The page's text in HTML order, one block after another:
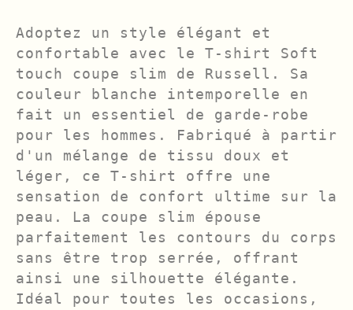
was:
CHF 50.00.
is:
CHF 40.00.
Adoptez un style élégant et
confortable avec le T-shirt Soft
touch coupe slim de Russell. Sa
couleur blanche intemporelle en
fait un essentiel de garde-robe
pour les hommes. Fabriqué à partir
d'un mélange de tissu doux et
léger, ce T-shirt offre une
sensation de confort ultime sur la
peau. La coupe slim épouse
parfaitement les contours du corps
sans être trop serrée, offrant
ainsi une silhouette élégante.
Idéal pour toutes les occasions,